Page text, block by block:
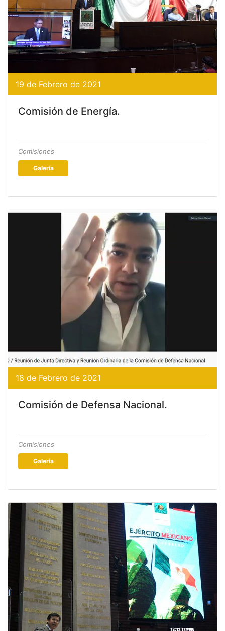
19 de Febrero de 2021
Comisión de Energía.
Comisiones
Galería
18 de Febrero de 2021
Comisión de Defensa Nacional.
Comisiones
Galería